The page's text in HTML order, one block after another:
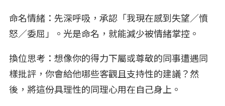
命名情緒：先深呼吸，承認「我現在感到失望／憤
怒／委屈」。光是命名，就能減少被情緒掌控。
換位思考：想像你的得力下屬或尊敬的同事遭遇同
樣批評，你會給他哪些客觀且支持性的建議？然
後，將這份具理性的同理心用在自己身上。